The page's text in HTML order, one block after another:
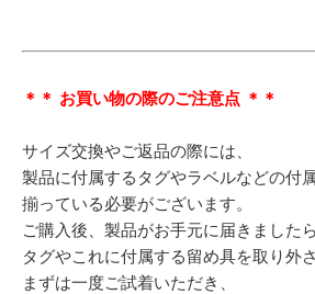
＊＊ お買い物の際のご注意点 ＊＊
サイズ交換やご返品の際には、
製品に付属するタグやラベルなどの付
揃っている必要がございます。
ご購入後、製品がお手元に届きましたら
タグやこれに付属する留め具を取り外
まずは一度ご試着いただき、